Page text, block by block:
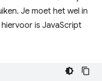
Je moet het wel in
is JavaScript